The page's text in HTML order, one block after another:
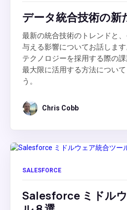
データ統合技術の新
最新の統合技術のトレンドと
与える影響についてお話しま
テクノロジーを採用する際の
最大限に活用する方法につい
う。
Chris Cobb
SALESFORCE
Salesforce ミドル